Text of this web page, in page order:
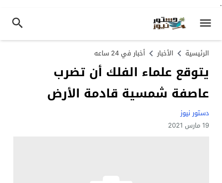
.
الرئيسية الأخبار أخبار في 24 ساعه
يتوقع علماء الفلك أن تضرب
عاصفة شمسية قادمة الأرض
دستور نيوز
19 مارس 2021